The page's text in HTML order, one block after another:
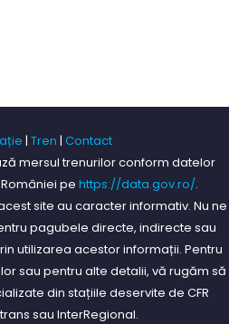
| Tren | Contact
mersul trenurilor conform datelor
pe https://data.gov.ro/.
site au caracter informativ. Nu ne
pagubele directe, indirecte sau
utilizarea acestor informații. Pentru
sau pentru alte detalii, vă rugăm să
din stațiile deservite de CFR
sau InterRegional.